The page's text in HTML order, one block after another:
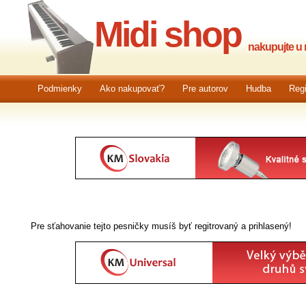
Midi shop nakupujte u
Podmienky Ako nakupovať? Pre autorov Hudba
Pre sťahovanie tejto pesničky musíš byť regitrovaný a prihlasený!